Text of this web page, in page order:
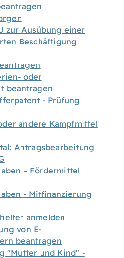
zur Ausübung einer
Beschäftigung
oder
beantragen
- Prüfung
andere Kampfmittel
Antragsbearbeitung
– Fördermittel
- Mitfinanzierung
anmelden
von E-
beantragen
"Mutter und Kind" -